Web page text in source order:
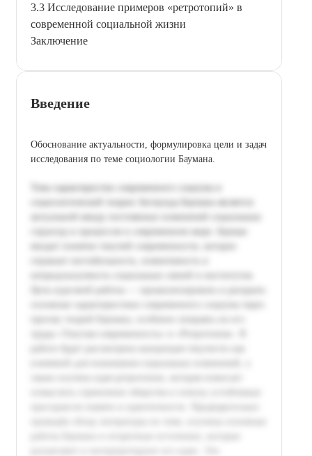
3.3 Исследование примеров «ретротопий» в
современной социальной жизни
Заключение
Введение
Обоснование актуальности, формулировка цели и задач
исследования по теме социологии Баумана.